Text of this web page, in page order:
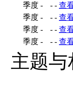
季度 - - - 查
季度 - - - 查
季度 - - - 查
季度 - - - 查
主题